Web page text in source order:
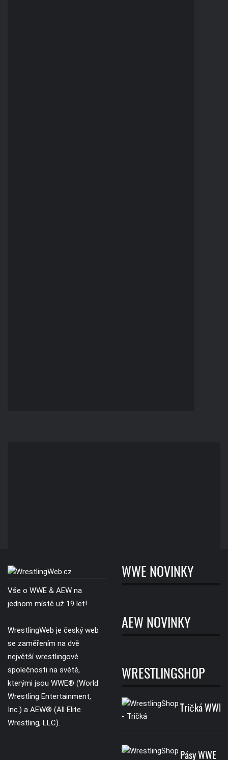
Vše o WWE & AEW na
jednom místě už 19 let!
WrestlingWeb je český web
se zaměřením na dvě
největší wrestlingové
společnosti na světě,
kterými jsou WWE® (World
Wrestling Entertainment,
Inc.) a AEW® (All Elite
Wrestling, LLC).
WWE NOVINKY
AEW NOVINKY
WRESTLINGSHOP
Tričká WWE
Pásy WWE